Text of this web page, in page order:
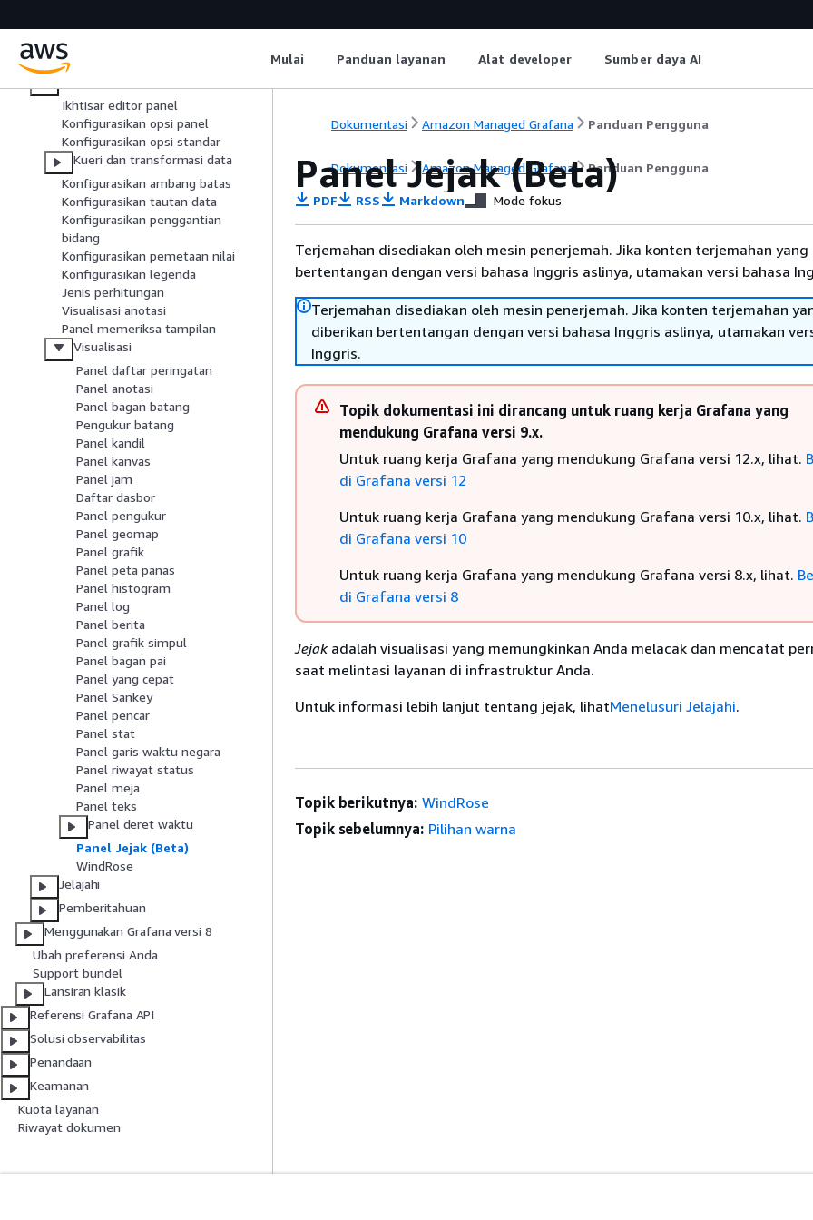
Mulai Panduan layanan Alat developer Sumber daya AI
Menggunakan Grafana versi 9
Dasbor
Ikhtisar editor panel
Konfigurasikan opsi panel
Konfigurasikan opsi standar
Kueri dan transformasi data
Konfigurasikan ambang batas
Konfigurasikan tautan data
Konfigurasikan penggantian
bidang
Konfigurasikan pemetaan nilai
Konfigurasikan legenda
Jenis perhitungan
Visualisasi anotasi
Panel memeriksa tampilan
Visualisasi
Panel daftar peringatan
Panel anotasi
Panel bagan batang
Pengukur batang
Panel kandil
Panel kanvas
Panel jam
Daftar dasbor
Panel pengukur
Panel geomap
Panel grafik
Panel peta panas
Panel histogram
Panel log
Panel berita
Panel grafik simpul
Panel bagan pai
Panel yang cepat
Panel Sankey
Panel pencar
Panel stat
Panel garis waktu negara
Panel riwayat status
Panel meja
Panel teks
Panel deret waktu
Panel Jejak (Beta)
WindRose
Jelajahi
Pemberitahuan
Menggunakan Grafana versi 8
Ubah preferensi Anda
Support bundel
Lansiran klasik
Referensi Grafana API
Solusi observabilitas
Penandaan
Keamanan
Kuota layanan
Riwayat dokumen
Dokumentasi Amazon Managed Grafana Panduan Pengguna
Dokumentasi Amazon Managed Grafana Panduan Pengguna
Panel Jejak (Beta)
PDF RSS Markdown Mode fokus
Terjemahan disediakan oleh mesin penerjemah. Jika konten terjemahan yang
bertentangan dengan versi bahasa Inggris aslinya, utamakan versi bahasa
Terjemahan disediakan oleh mesin penerjemah. Jika konten terjemahan
diberikan bertentangan dengan versi bahasa Inggris aslinya, utamakan
Inggris.
Topik dokumentasi ini dirancang untuk ruang kerja Grafana yang
mendukung Grafana versi 9.x.
Untuk ruang kerja Grafana yang mendukung Grafana versi 12.x, lihat.
di Grafana versi 12
Untuk ruang kerja Grafana yang mendukung Grafana versi 10.x, lihat.
di Grafana versi 10
Untuk ruang kerja Grafana yang mendukung Grafana versi 8.x, lihat.
di Grafana versi 8
Jejakadalah visualisasi yang memungkinkan Anda melacak dan mencatat
saat melintasi layanan di infrastruktur Anda.
Untuk informasi lebih lanjut tentang jejak, lihatMenelusuri Jelajahi.
Topik berikutnya: WindRose
Topik sebelumnya: Pilihan warna